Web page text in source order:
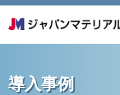
導入事例